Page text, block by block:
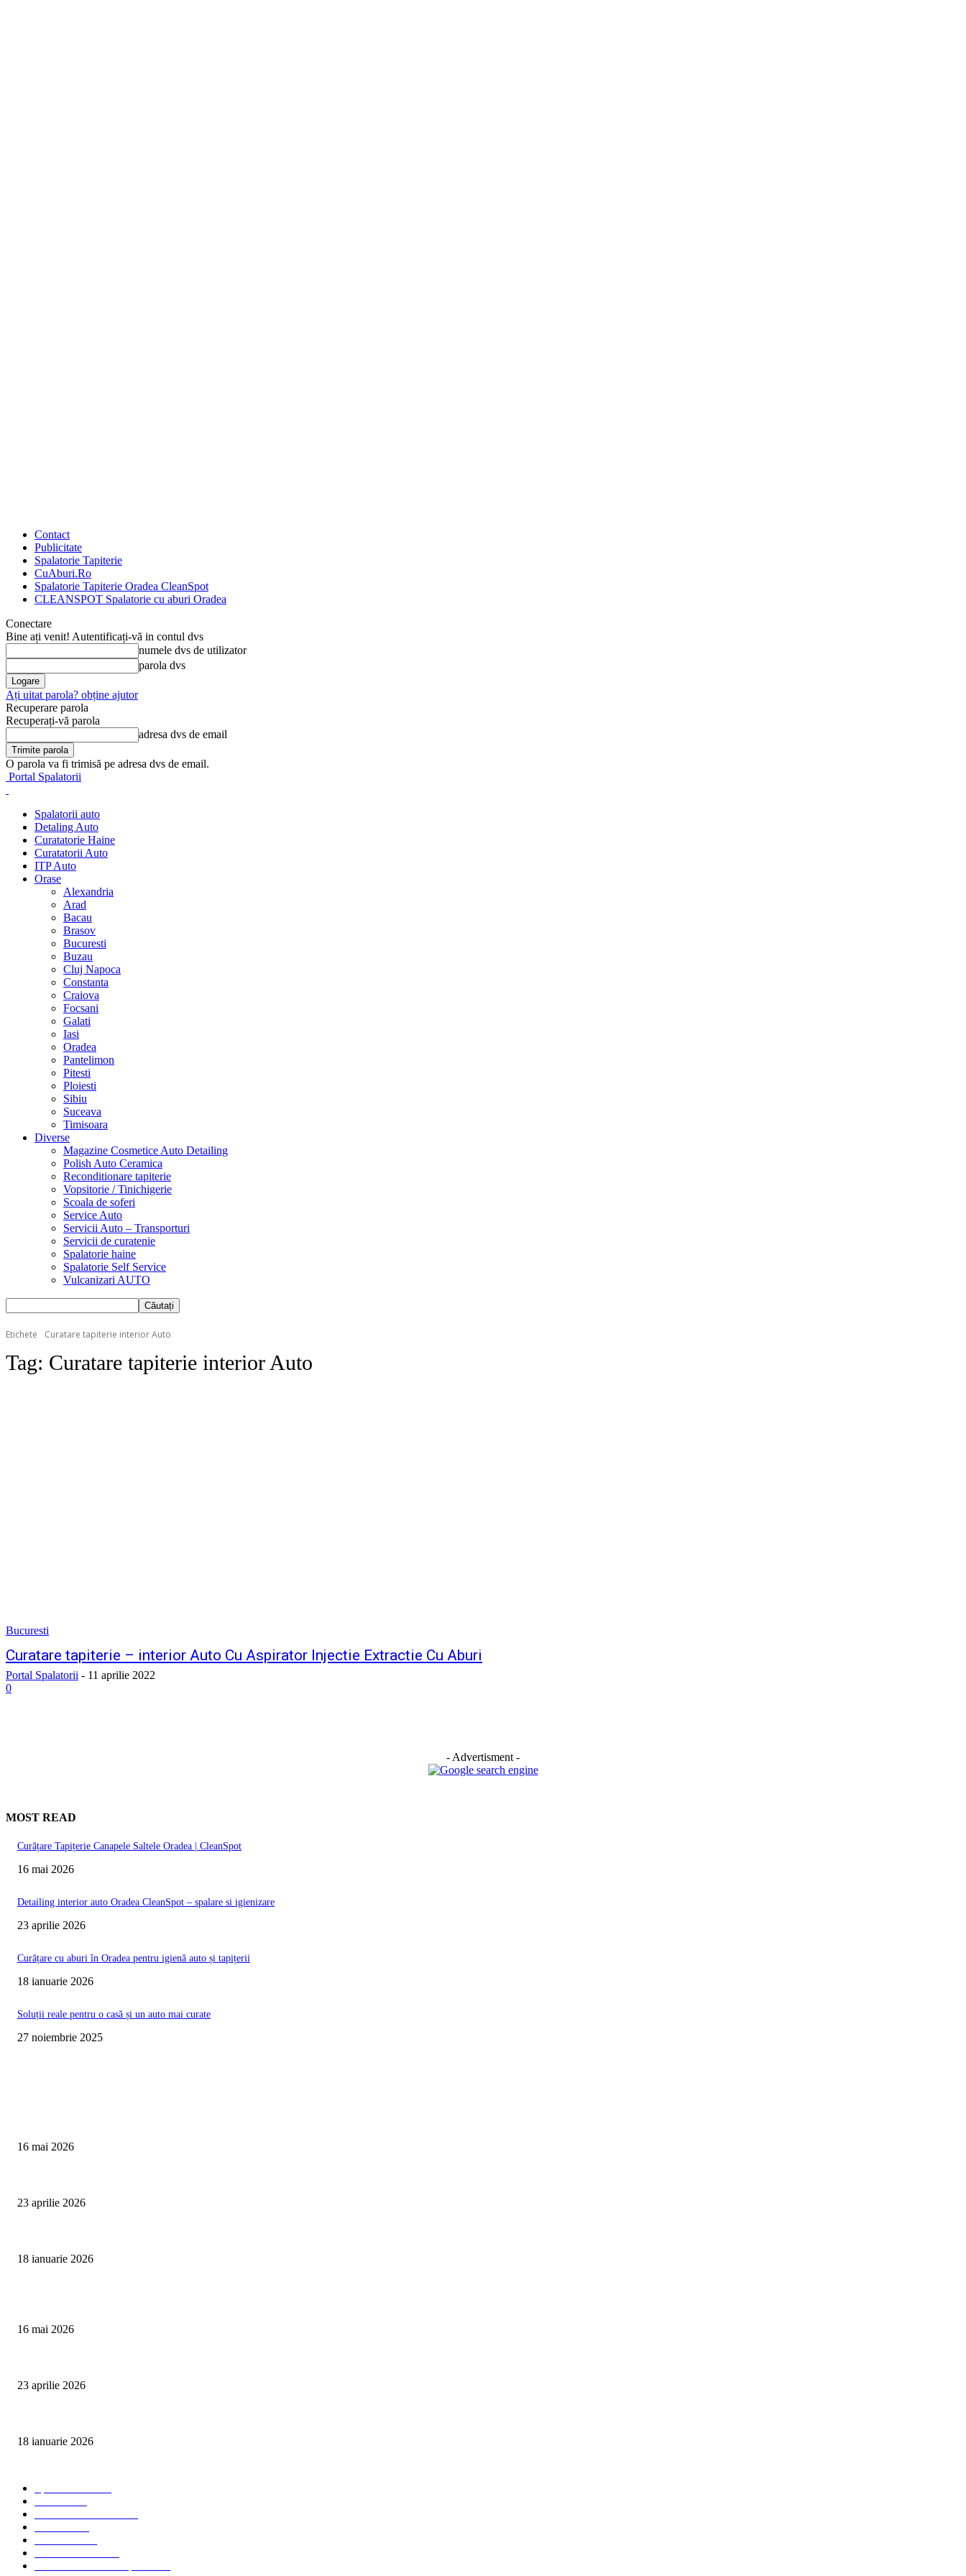
Contact
Publicitate
Spalatorie Tapiterie
CuAburi.Ro
Spalatorie Tapiterie Oradea CleanSpot
CLEANSPOT Spalatorie cu aburi Oradea
Conectare
Bine ați venit! Autentificați-vă in contul dvs
numele dvs de utilizator
parola dvs
Ați uitat parola? obține ajutor
Recuperare parola
Recuperați-vă parola
adresa dvs de email
O parola va fi trimisă pe adresa dvs de email.
Portal Spalatorii
Spalatorii auto
Detaling Auto
Curatatorie Haine
Curatatorii Auto
ITP Auto
Orase
Alexandria
Arad
Bacau
Brasov
Bucuresti
Buzau
Cluj Napoca
Constanta
Craiova
Focsani
Galati
Iasi
Oradea
Pantelimon
Pitesti
Ploiesti
Sibiu
Suceava
Timisoara
Diverse
Magazine Cosmetice Auto Detailing
Polish Auto Ceramica
Reconditionare tapiterie
Vopsitorie / Tinichigerie
Scoala de soferi
Service Auto
Servicii Auto – Transporturi
Servicii de curatenie
Spalatorie haine
Spalatorie Self Service
Vulcanizari AUTO
Etichete Curatare tapiterie interior Auto
Tag: Curatare tapiterie interior Auto
Bucuresti
Curatare tapiterie – interior Auto Cu Aspirator Injectie Extractie Cu Aburi
Portal Spalatorii - 11 aprilie 2022
0
- Advertisment -
MOST READ
Curățare Tapițerie Canapele Saltele Oradea | CleanSpot
16 mai 2026
Detailing interior auto Oradea CleanSpot – spalare si igienizare
23 aprilie 2026
Curățare cu aburi în Oradea pentru igienă auto și tapițerii
18 ianuarie 2026
Soluții reale pentru o casă și un auto mai curate
27 noiembrie 2025
16 mai 2026
23 aprilie 2026
18 ianuarie 2026
16 mai 2026
23 aprilie 2026
18 ianuarie 2026